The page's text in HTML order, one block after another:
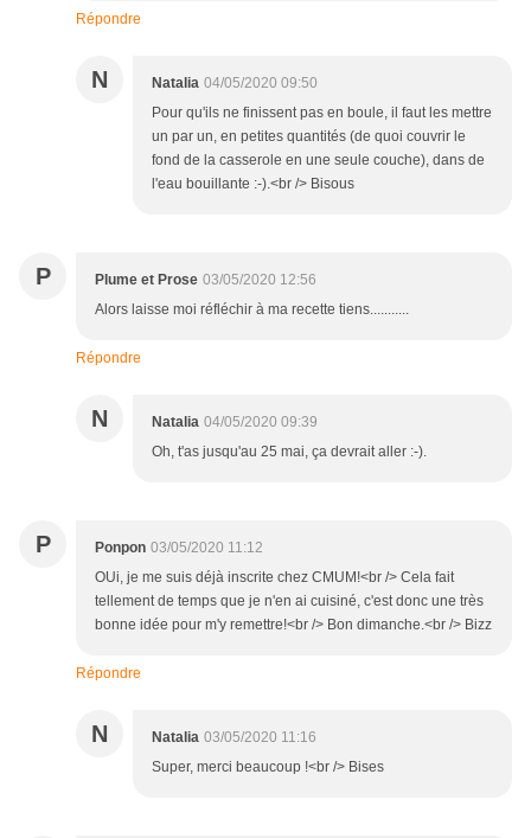
Répondre
N Natalia 04/05/2020 09:50
Pour qu'ils ne finissent pas en boule, il faut les mettre
un par un, en petites quantités (de quoi couvrir le
fond de la casserole en une seule couche), dans de
l'eau bouillante :-).<br /> Bisous
P Plume et Prose 03/05/2020 12:56
Alors laisse moi réfléchir à ma recette tiens...........
Répondre
N Natalia 04/05/2020 09:39
Oh, t'as jusqu'au 25 mai, ça devrait aller :-).
P Ponpon 03/05/2020 11:12
OUi, je me suis déjà inscrite chez CMUM!<br /> Cela fait
tellement de temps que je n'en ai cuisiné, c'est donc une très
bonne idée pour m'y remettre!<br /> Bon dimanche.<br /> Bizz
Répondre
N Natalia 03/05/2020 11:16
Super, merci beaucoup !<br /> Bises